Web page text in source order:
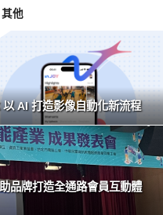
他
AI 打造影像自動化新流程
品牌打造全通路會員互動體